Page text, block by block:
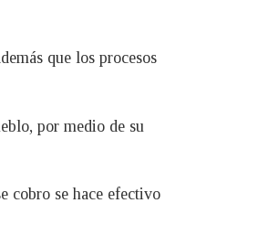
que los procesos
por medio de su
cobro se hace efectivo